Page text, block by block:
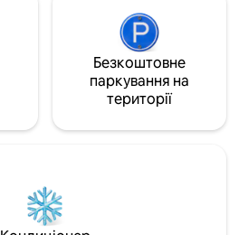
Безкоштовне
паркування на
території